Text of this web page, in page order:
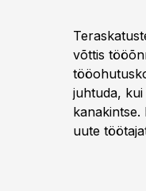
võttis
juhtuda, kui
kanakintse.
uute